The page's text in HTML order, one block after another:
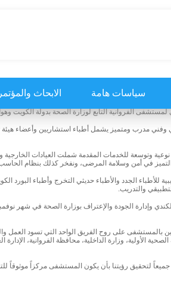
سياسات هامة الابحاث
الفروانية التابع لوزارة الصحة بدولة الكويت
مدرب ومتميز يشمل أطباء استشاريين وأعضاء
وتوسعة للخدمات المقدمة شملت العيادات الخارجية
في أمن وسلامة المرضى، ونفخر كذلك بنظام
للأطباء الجدد والأطباء حديثي التخرج وأطباء
والتدريب.
بالمستشفى على روح الفريق الواحد التي تسود العمل
الأولية، وزارة الداخلية، محافظة الفروانية،
لتحقيق رؤيتنا بأن يكون المستشفى مركزاً موثوقاً